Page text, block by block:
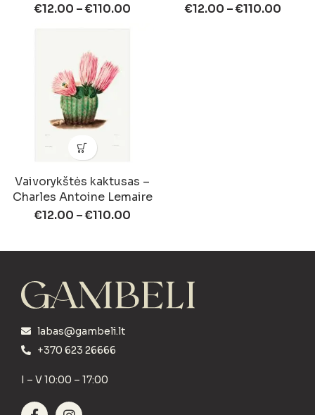
€12.00 –€110.00
€12.00 –€110.00
Vaivorykštės kaktusas –
Charles Antoine Lemaire
€12.00 –€110.00
labas@gambeli.lt
+370 623 26666
I – V 10:00 – 17:00